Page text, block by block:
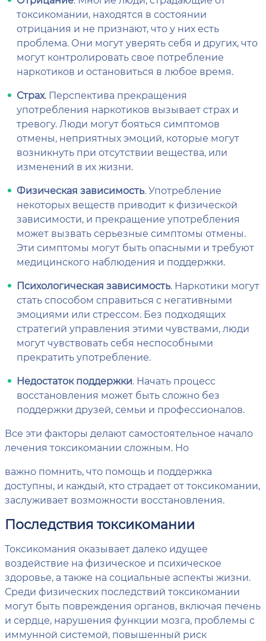
токсикомании, находятся в состоянии
отрицания и не признают, что у них есть
проблема. Они могут уверять себя и других, что
могут контролировать свое потребление
наркотиков и остановиться в любое время.
Страх. Перспектива прекращения
употребления наркотиков вызывает страх и
тревогу. Люди могут бояться симптомов
отмены, неприятных эмоций, которые могут
возникнуть при отсутствии вещества, или
изменений в их жизни.
Физическая зависимость. Употребление
некоторых веществ приводит к физической
зависимости, и прекращение употребления
может вызвать серьезные симптомы отмены.
Эти симптомы могут быть опасными и требуют
медицинского наблюдения и поддержки.
Психологическая зависимость. Наркотики могут
стать способом справиться с негативными
эмоциями или стрессом. Без подходящих
стратегий управления этими чувствами, люди
могут чувствовать себя неспособными
прекратить употребление.
Недостаток поддержки. Начать процесс
восстановления может быть сложно без
поддержки друзей, семьи и профессионалов.
Все эти факторы делают самостоятельное начало
лечения токсикомании сложным. Но
важно помнить, что помощь и поддержка
доступны, и каждый, кто страдает от токсикомании,
заслуживает возможности восстановления.
Последствия токсикомании
Токсикомания оказывает далеко идущее
воздействие на физическое и психическое
здоровье, а также на социальные аспекты жизни.
Среди физических последствий токсикомании
могут быть повреждения органов, включая печень
и сердце, нарушения функции мозга, проблемы с
иммунной системой, повышенный риск